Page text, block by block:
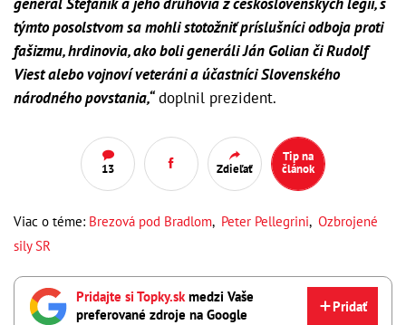
týmto posolstvom sa mohli stotožniť príslušníci odboja proti
fašizmu, hrdinovia, ako boli generáli Ján Golian či Rudolf
Viest alebo vojnoví veteráni a účastníci Slovenského
národného povstania,“doplnil prezident.
13 Zdieľať
Tip na
článok
Viac o téme: Brezová pod Bradlom, Peter Pellegrini, Ozbrojené
sily SR
Pridajte si Topky.skmedzi Vaše
preferované zdroje na Google
Pridať